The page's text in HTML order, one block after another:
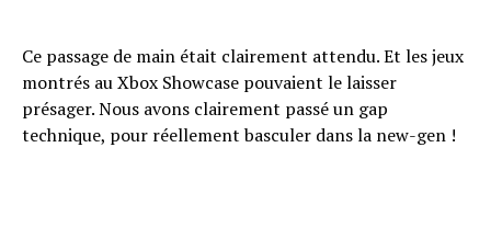
Ce passage de main était clairement attendu. Et les jeux
montrés au Xbox Showcase pouvaient le laisser
présager. Nous avons clairement passé un gap
technique, pour réellement basculer dans la new-gen !